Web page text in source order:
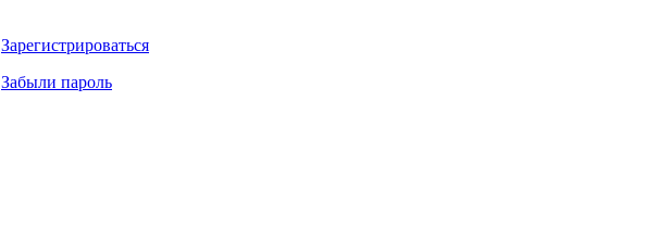
Зарегистрироваться
Забыли пароль